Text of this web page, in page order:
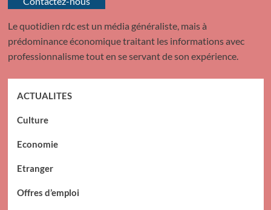
Le quotidien rdc est un média généraliste, mais à
prédominance économique traitant les informations avec
professionnalisme tout en se servant de son expérience.
ACTUALITES
Culture
Economie
Etranger
Offres d’emploi